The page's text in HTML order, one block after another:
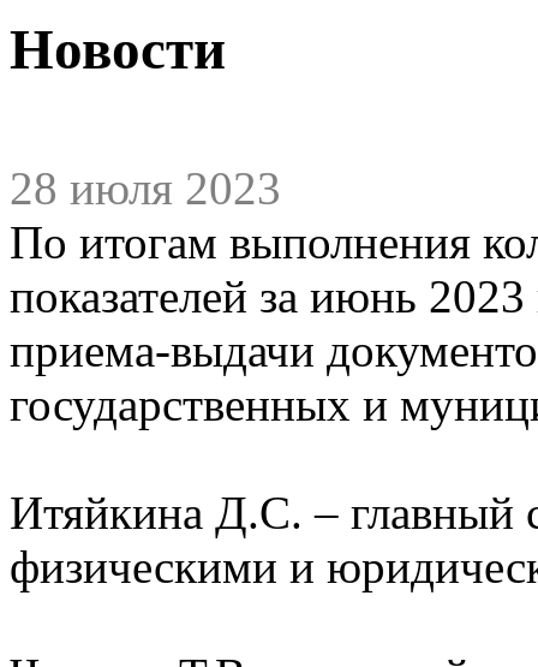
Новости
28 июля 2023
По итогам выполнения
показателей за июнь
приема-выдачи
государственных и
Итяйкина Д.С. – главный
физическими и